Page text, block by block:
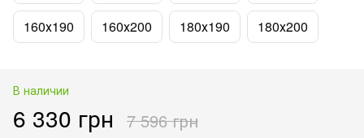
160х190 160х200 180х190 180х200
В наличии
6 330 грн 7 596 грн